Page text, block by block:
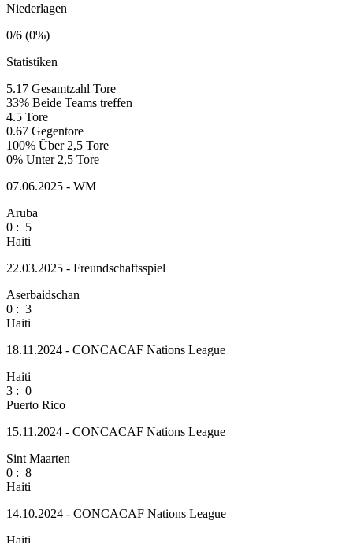
Niederlagen
0/6 (0%)
Statistiken
5.17 Gesamtzahl Tore
33% Beide Teams treffen
4.5 Tore
0.67 Gegentore
100% Über 2,5 Tore
0% Unter 2,5 Tore
07.06.2025 - WM
Aruba
0 : 5
Haiti
22.03.2025 - Freundschaftsspiel
Aserbaidschan
0 : 3
Haiti
18.11.2024 - CONCACAF Nations League
Haiti
3 : 0
Puerto Rico
15.11.2024 - CONCACAF Nations League
Sint Maarten
0 : 8
Haiti
14.10.2024 - CONCACAF Nations League
Haiti